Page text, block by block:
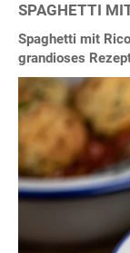
SPAGHETTI
Spaghetti mit
grandioses